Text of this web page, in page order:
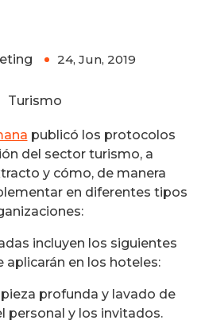
24, Jun, 2019
Turismo
publicó los protocolos
del sector turismo, a
y cómo, de manera
en diferentes tipos
incluyen los siguientes
en los hoteles:
profunda y lavado de
personal y los invitados.